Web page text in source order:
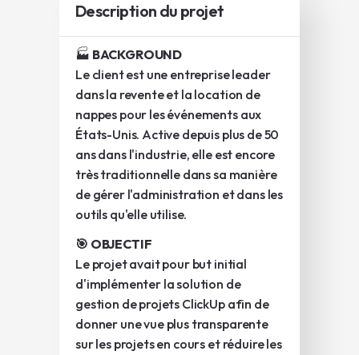
Description du projet
🏭 BACKGROUND
Le client est une entreprise leader
dans la revente et la location de
nappes pour les événements aux
États-Unis. Active depuis plus de 50
ans dans l'industrie, elle est encore
très traditionnelle dans sa manière
de gérer l'administration et dans les
outils qu'elle utilise.
🎯 OBJECTIF
Le projet avait pour but initial
d'implémenter la solution de
gestion de projets ClickUp afin de
donner une vue plus transparente
sur les projets en cours et réduire les